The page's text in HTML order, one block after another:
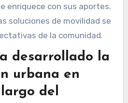
enriquece con sus aportes.
soluciones de movilidad se
de la comunidad.
desarrollado la
urbana en
del